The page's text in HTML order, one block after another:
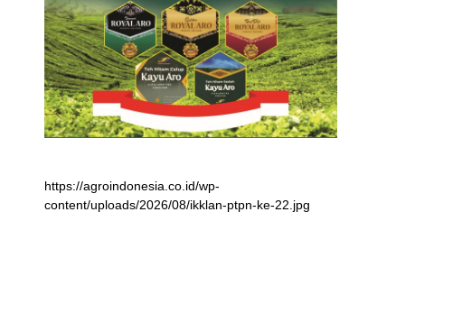
https://agroindonesia.co.id/wp-
content/uploads/2026/08/ikklan-ptpn-ke-22.jpg